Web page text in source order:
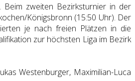
Beim zweiten Bezirksturnier in der
Königsbronn (15:50 Uhr). Der
je nach freien Plätzen in die
zur höchsten Liga im Bezirk
Westenburger, Maximilian-Luca